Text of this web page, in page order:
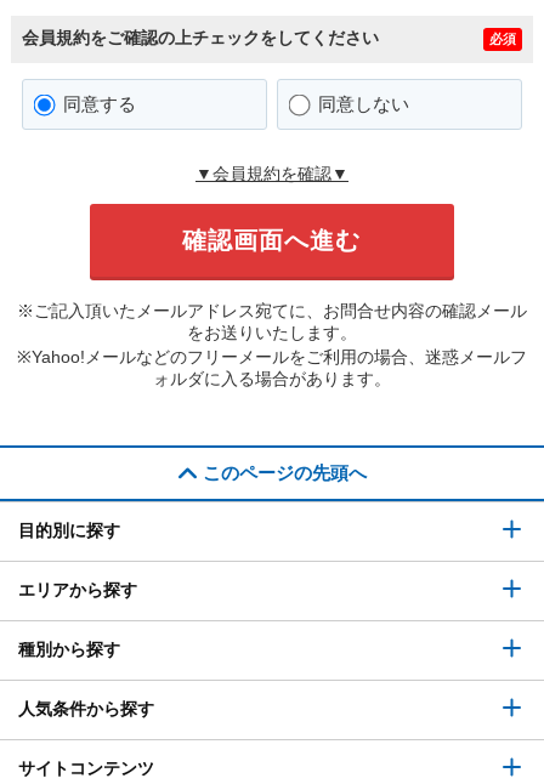
会員規約をご確認の上チェックをしてください 必須
同意する 同意しない
▼会員規約を確認▼
※ご記入頂いたメールアドレス宛てに、お問合せ内容の確認メール
をお送りいたします。
※Yahoo!メールなどのフリーメールをご利用の場合、迷惑メールフ
ォルダに入る場合があります。
このページの先頭へ
目的別に探す
エリアから探す
種別から探す
人気条件から探す
サイトコンテンツ